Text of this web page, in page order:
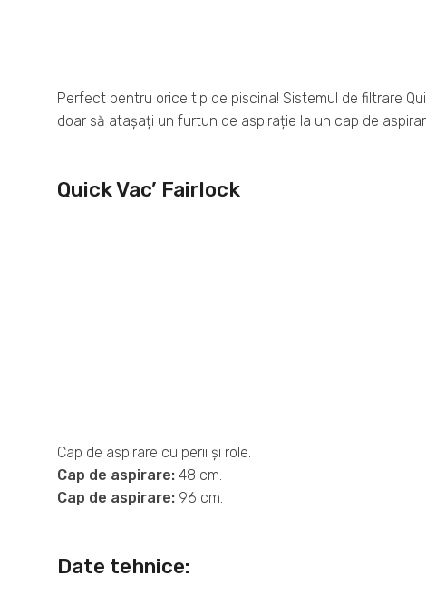
Perfect pentru orice tip de piscina! Sistemul de filtrare
doar să atașați un furtun de aspirație la un cap de
Quick Vac’ Fairlock
Cap de aspirare cu perii și role.
Cap de aspirare: 48 cm.
Cap de aspirare: 96 cm.
Date tehnice: